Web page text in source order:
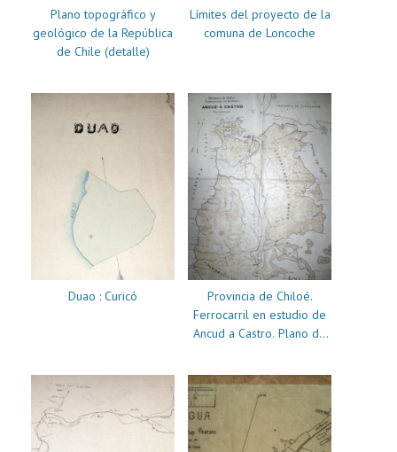
Plano topográfico y
geológico de la República
de Chile (detalle)
Límites del proyecto de la
comuna de Loncoche
Duao : Curicó
Provincia de Chiloé.
Ferrocarril en estudio de
Ancud a Castro. Plano de